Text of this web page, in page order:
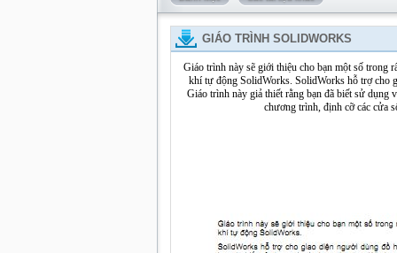
GIÁO TRÌNH SOLIDWORKS
Giáo trình này sẽ giới thiệu cho bạn một số trong
khí tự động SolidWorks. SolidWorks hỗ trợ cho
Giáo trình này giả thiết rằng bạn đã biết sử
chương trình, định cỡ các cửa